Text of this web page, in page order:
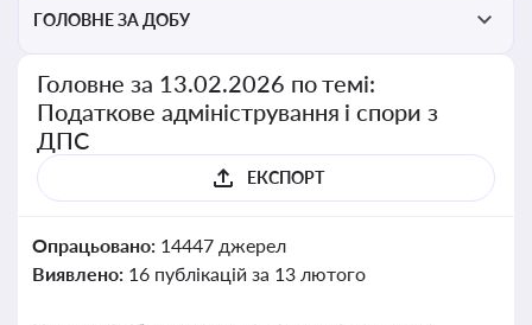
ГОЛОВНЕ ЗА ДОБУ
Головне за 13.02.2026 по темі:
Податкове адміністрування і спори з
ДПС
ЕКСПОРТ
Опрацьовано: 14447 джерел
Виявлено: 16 публікацій за 13 лютого